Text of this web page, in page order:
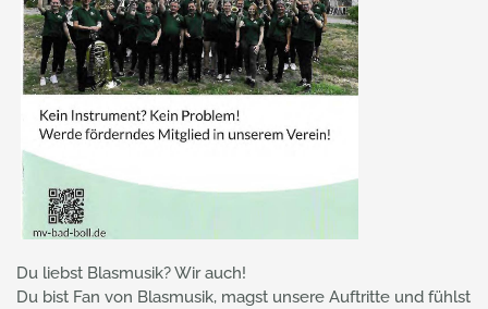
Du liebst Blasmusik? Wir auch!
Du bist Fan von Blasmusik, magst unsere Auftritte und fühlst